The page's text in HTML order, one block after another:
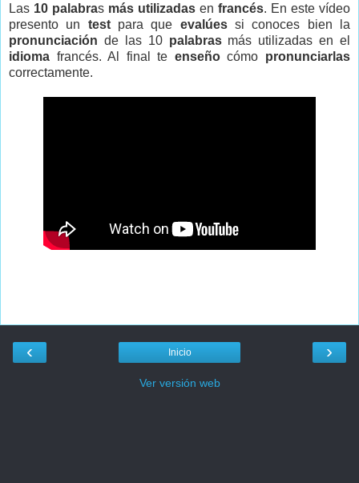
Las 10 palabras más utilizadas en francés. En este vídeo
presento un test para que evalúessi conoces bien la
pronunciación de las 10 palabras más utilizadas en el
idioma francés. Al final te enseñocómo pronunciarlas
correctamente.
‹ ›
Inicio
Ver versión web